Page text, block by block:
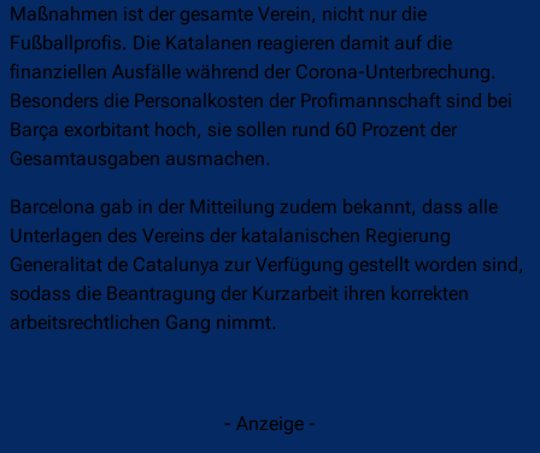
Maßnahmen ist der gesamte Verein, nicht nur die
Fußballprofis. Die Katalanen reagieren damit auf die
finanziellen Ausfälle während der Corona-Unterbrechung.
Besonders die Personalkosten der Profimannschaft sind bei
Barça exorbitant hoch, sie sollen rund 60 Prozent der
Gesamtausgaben ausmachen.
Barcelona gab in der Mitteilung zudem bekannt, dass alle
Unterlagen des Vereins der katalanischen Regierung
Generalitat de Catalunya zur Verfügung gestellt worden sind,
sodass die Beantragung der Kurzarbeit ihren korrekten
arbeitsrechtlichen Gang nimmt.
- Anzeige -